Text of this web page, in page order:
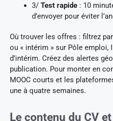
3/ Test rapide : 10
d’envoyer pour éviter
Où trouver les offres : filtrez
ou « intérim » sur Pôle emploi,
d’intérim. Créez des alertes
publication. Pour monter en
MOOC courts et les
une à quatre semaines.
Le contenu du CV